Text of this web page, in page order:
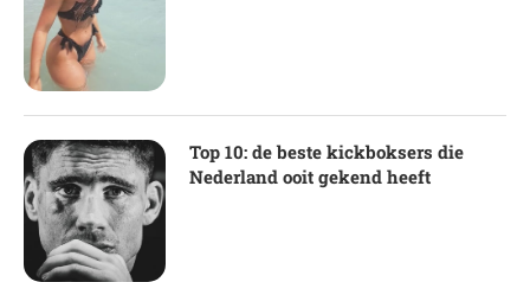
Top 10: de beste kickboksers die
Nederland ooit gekend heeft